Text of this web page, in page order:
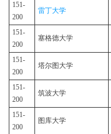
151-
200
雷丁大学
151-
200
塞格德大学
151-
200
塔尔图大学
151-
200
筑波大学
151-
200
图库大学